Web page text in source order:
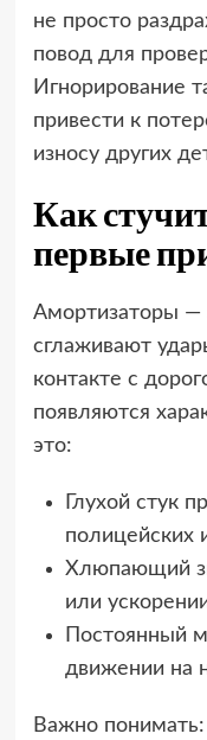
не просто
повод для
Игнорирование
привести к
износу других
Как
первые
Амортизаторы —
сглаживают
контакте с
появляются
это:
Глухой стук
полицейских
Хлюпающий
или
Постоянный
движении на
Важно понимать: